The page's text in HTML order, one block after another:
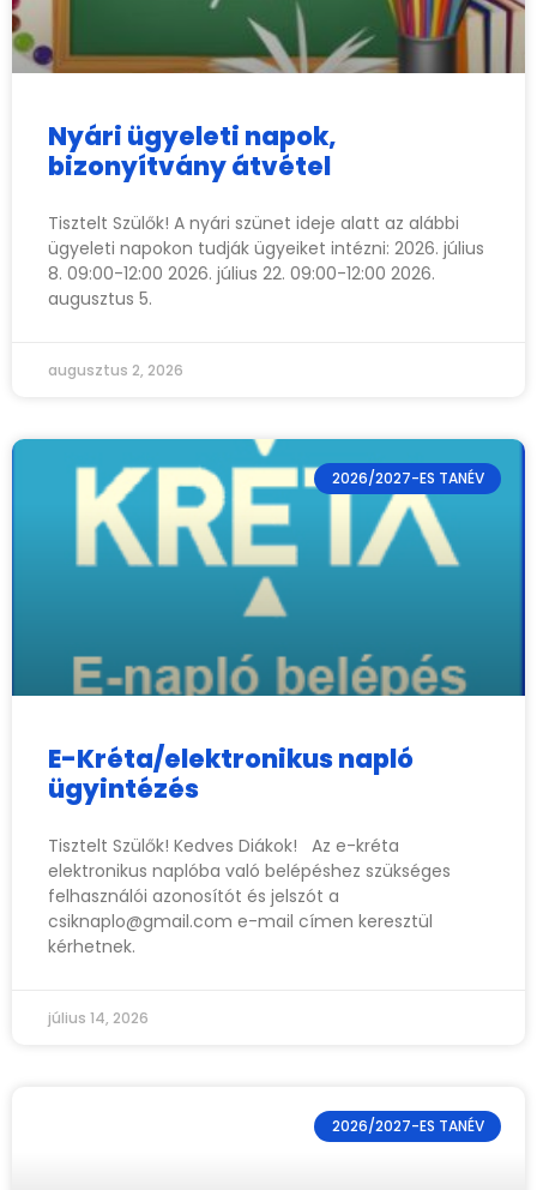
Nyári ügyeleti napok,
bizonyítvány átvétel
Tisztelt Szülők! A nyári szünet ideje alatt az alábbi
ügyeleti napokon tudják ügyeiket intézni: 2026. július
8. 09:00-12:00 2026. július 22. 09:00-12:00 2026.
augusztus 5.
augusztus 2, 2026
2026/2027-ES TANÉV
E-Kréta/elektronikus napló
ügyintézés
Tisztelt Szülők! Kedves Diákok! Az e-kréta
elektronikus naplóba való belépéshez szükséges
felhasználói azonosítót és jelszót a
csiknaplo@gmail.com e-mail címen keresztül
kérhetnek.
július 14, 2026
2026/2027-ES TANÉV